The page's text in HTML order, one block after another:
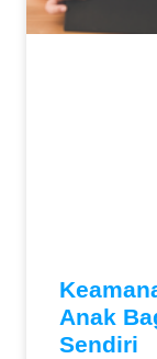
Anak
Sendiri